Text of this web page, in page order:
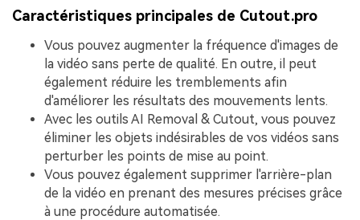
Caractéristiques principales de Cutout.pro
Vous pouvez augmenter la fréquence d'images de
la vidéo sans perte de qualité. En outre, il peut
également réduire les tremblements afin
d'améliorer les résultats des mouvements lents.
Avec les outils AI Removal & Cutout, vous pouvez
éliminer les objets indésirables de vos vidéos sans
perturber les points de mise au point.
Vous pouvez également supprimer l'arrière-plan
de la vidéo en prenant des mesures précises grâce
à une procédure automatisée.